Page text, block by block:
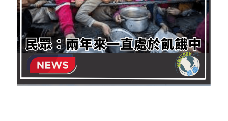
反華推手起底
美西霸凌內幕
美西極權主義
真相直擊
屈穎妍專欄
朱庭萱專欄
莫綺琪專欄
黃萬成專欄
醫院口岸爆炸案
屠龍小隊案
黎智英案審訊
支聯會案
生活
吃喝玩指南
休閒好介紹
親子
關於我們
人才招聘
投稿熱線
搜索